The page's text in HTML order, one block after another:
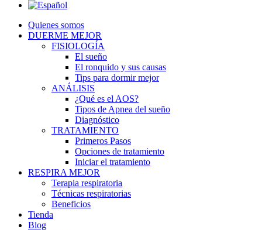
Quienes somos
DUERME MEJOR
FISIOLOGÍA
El sueño
El ronquido y sus causas
Tips para dormir mejor
ANÁLISIS
¿Qué es el AOS?
Tipos de Apnea del sueño
Diagnóstico
TRATAMIENTO
Primeros Pasos
Opciones de tratamiento
Iniciar el tratamiento
RESPIRA MEJOR
Terapia respiratoria
Técnicas respiratorias
Beneficios
Tienda
Blog